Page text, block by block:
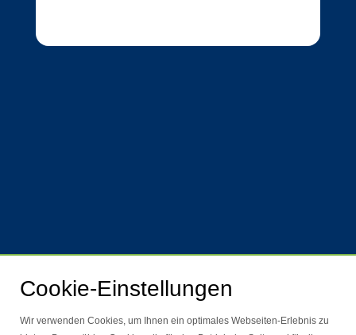
Cookie-Einstellungen
Wir verwenden Cookies, um Ihnen ein optimales Webseiten-Erlebnis zu